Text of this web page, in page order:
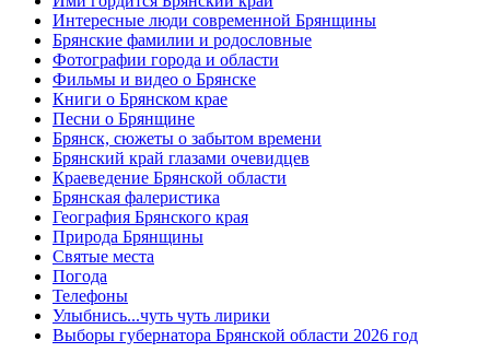
Интересные люди современной Брянщины
Брянские фамилии и родословные
Фотографии города и области
Фильмы и видео о Брянске
Книги о Брянском крае
Песни о Брянщине
Брянск, сюжеты о забытом времени
Брянский край глазами очевидцев
Краеведение Брянской области
Брянская фалеристика
География Брянского края
Природа Брянщины
Святые места
Погода
Телефоны
Улыбнись...чуть чуть лирики
Выборы губернатора Брянской области 2026 год